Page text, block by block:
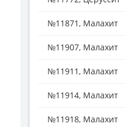
№11871, Малахит
№11907, Малахит
№11911, Малахит
№11914, Малахит
№11918, Малахит